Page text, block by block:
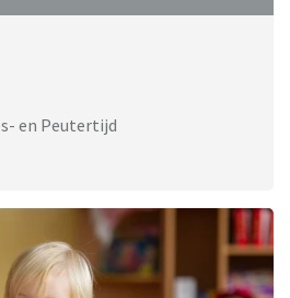
en Peutertijd